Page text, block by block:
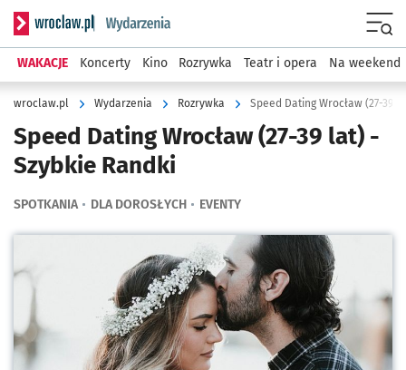
Serwis informacyjny wroclaw.pl podserwis: Wydarzenia
WAKACJE Koncerty Kino Rozrywka Teatr i opera Na weekend
wroclaw.pl Wydarzenia Rozrywka Speed Dating Wrocław (27-39
Speed Dating Wrocław (27-39 lat) -
Szybkie Randki
SPOTKANIA DLA DOROSŁYCH EVENTY